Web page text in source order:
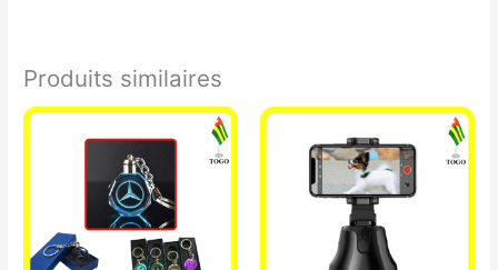
Produits similaires